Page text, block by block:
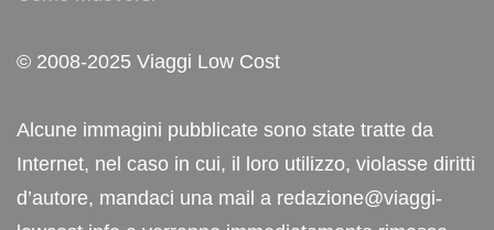
© 2008-2025 Viaggi Low Cost
Alcune immagini pubblicate sono state tratte da
Internet, nel caso in cui, il loro utilizzo, violasse diritti
d’autore, mandaci una mail a redazione@viaggi-